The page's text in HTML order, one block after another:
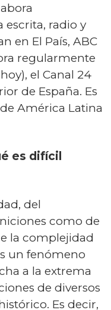
radio y
en El País, ABC
regularmente
el Canal 24
de España. Es
América Latina
es difícil
del
como de
la complejidad
un fenómeno
a la extrema
de diversos
Es decir,